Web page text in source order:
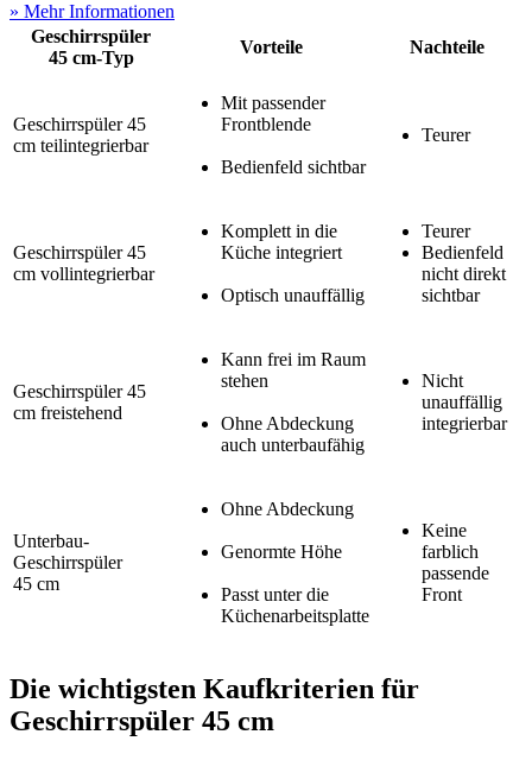
» Mehr Informationen
Geschirrspüler
45 cm-Typ
Vorteile Nachteile
Geschirrspüler 45
cm teilintegrierbar
Mit passender
Frontblende
Bedienfeld sichtbar
Teurer
Geschirrspüler 45
cm vollintegrierbar
Komplett in die
Küche integriert
Optisch unauffällig
Teurer
Bedienfeld
nicht direkt
sichtbar
Geschirrspüler 45
cm freistehend
Kann frei im Raum
stehen
Ohne Abdeckung
auch unterbaufähig
Nicht
unauffällig
integrierbar
Unterbau-
Geschirrspüler
45 cm
Ohne Abdeckung
Genormte Höhe
Passt unter die
Küchenarbeitsplatte
Keine
farblich
passende
Front
Die wichtigsten Kaufkriterien für
Geschirrspüler 45 cm